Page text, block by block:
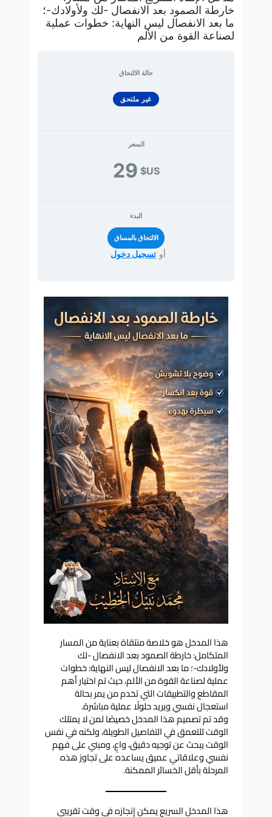
خارطة الصمود بعد الانفصال -لك ولأولادك-؛
ما بعد الانفصال ليس النهاية: خطوات عملية
لصناعة القوة من الألم
حالة الالتحاق
غير ملتحق
السعر
US$
29
البدء
أو تسجيل دخول
هذا المدخل هو خلاصة منتقاة بعناية من المسار
المتكامل: خارطة الصمود بعد الانفصال -لك
ولأولادك-؛ ما بعد الانفصال ليس النهاية: خطوات
عملية لصناعة القوة من الألم، حيث تم اختيار أهم
المقاطع والتطبيقات التي تخدم من يمر بحالة
استعجال نفسي ويريد حلولًا عملية مباشرة.
وقد تم تصميم هذا المدخل خصيصًا لمن لا يمتلك
الوقت للتعمق في التفاصيل الطويلة، ولكنه في نفس
الوقت يبحث عن توجيه دقيق، واعٍ، ومبني على فهم
نفسي وعلاقاتي عميق يساعده على تجاوز هذه
المرحلة بأقل الخسائر الممكنة.
هذا المدخل السريع يمكن إنجازه في وقت تقريبي